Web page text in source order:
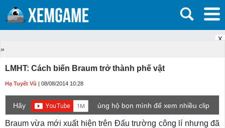
X
»
LMHT: Cách biến Braum trở thành phế vật
Hạ Tuyết Vũ | 08/08/2014 10:28
Hãy
ủng hộ bọn mình để xem nhiều clip
game mới hơn nhé!
Braum vừa mới xuất hiện trên Đấu trường công lí nhưng đã